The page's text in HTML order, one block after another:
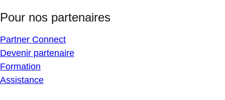
Pour nos partenaires
Partner Connect
Devenir partenaire
Formation
Assistance